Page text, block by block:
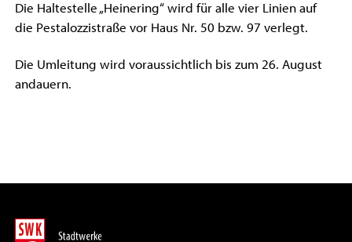
Die Haltestelle „Heinering“ wird für alle vier Linien auf
die Pestalozzistraße vor Haus Nr. 50 bzw. 97 verlegt.
Die Umleitung wird voraussichtlich bis zum 26. August
andauern.